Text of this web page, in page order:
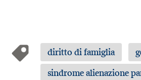
diritto di famiglia
sindrome alienazione